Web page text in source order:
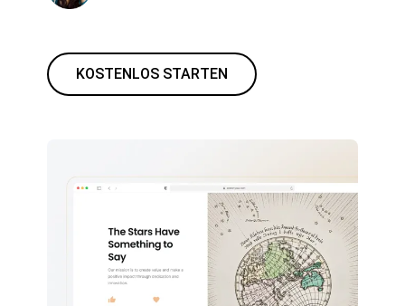
KOSTENLOS STARTEN